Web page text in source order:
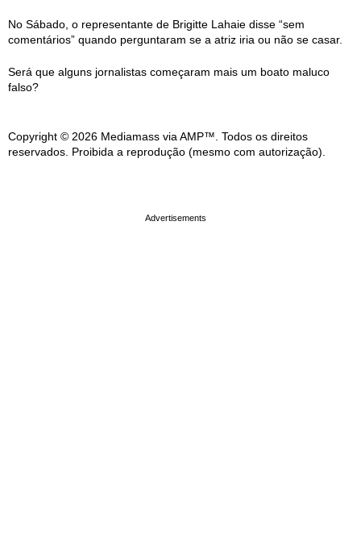
No Sábado, o representante de Brigitte Lahaie disse “sem
comentários” quando perguntaram se a atriz iria ou não se casar.
Será que alguns jornalistas começaram mais um boato maluco
falso?
Copyright © 2026 Mediamass via AMP™. Todos os direitos
reservados. Proibida a reprodução (mesmo com autorização).